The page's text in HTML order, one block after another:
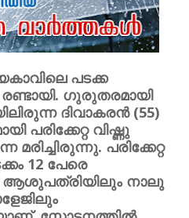
പടക്ക
ഗുരുതരമായി
ദിവാകരന്‍ (55)
പരിക്കേറ്റ വിഷ്ണു
പരിക്കേറ്റ
12 പേരെ
നാലു